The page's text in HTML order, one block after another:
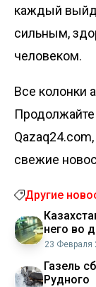
каждый
сильным,
человеком.
Все колонки
Продолжайте
свежие
Другие
него во
23 Февраля
Газель
Рудного